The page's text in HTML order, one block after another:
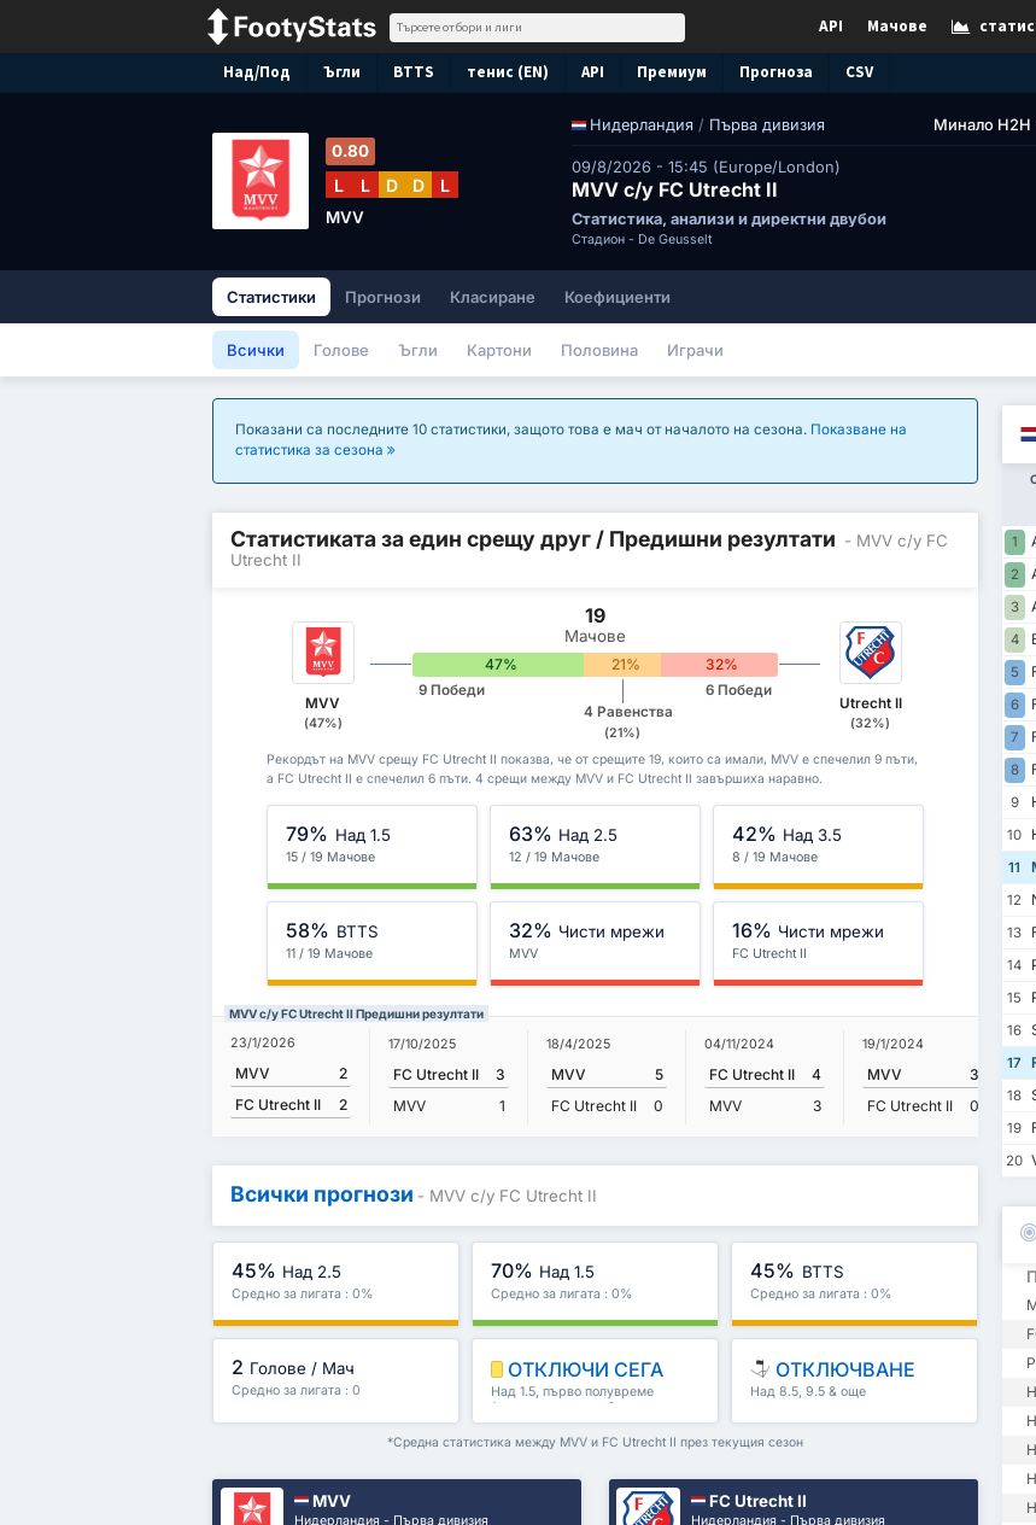
Мачове
API
Над/Под Ъгли BTTS тенис (EN) API Премиум Прогноза CSV
Нидерландия / Първа дивизия Минало H2H
09/8/2026 - 15:45 (Europe/London)
MVV с/у FC Utrecht II
Статистика, анализи и директни двубои
Стадион - De Geusselt
0.80
L L D D L
MVV
Статистики Прогнози Класиране Коефициенти
Всички Голове Ъгли Картони Половина Играчи
Показани са последните 10 статистики, защото това е мач от началото на сезона. Показване на
статистика за сезона
Статистиката за един срещу друг / Предишни резултати - MVV с/у FC
Utrecht II
MVV
(47%)
19
Мачове
47% 21% 32%
9 Победи
4 Равенства
(21%)
6 Победи
Utrecht II
(32%)
Рекордът на MVV срещу FC Utrecht II показва, че от срещите 19, които са имали, MVV е спечелил 9 пъти,
а FC Utrecht II е спечелил 6 пъти. 4 срещи между MVV и FC Utrecht II завършиха наравно.
79% Над 1.5
15 / 19 Мачове
63% Над 2.5
12 / 19 Мачове
42% Над 3.5
8 / 19 Мачове
58% BTTS
11 / 19 Мачове
32% Чисти мрежи
MVV
16% Чисти мрежи
FC Utrecht II
MVV с/у FC Utrecht II Предишни резултати
23/1/2026
MVV
2
FC Utrecht II
2
17/10/2025
FC Utrecht II
3
MVV
1
18/4/2025
MVV
5
FC Utrecht II
0
04/11/2024
FC Utrecht II
4
MVV
3
19/1/2024
MVV
3
FC Utrecht II
0
Всички прогнози - MVV с/у FC Utrecht II
45% Над 2.5
Средно за лигата : 0%
70% Над 1.5
Средно за лигата : 0%
45% BTTS
Средно за лигата : 0%
2 Голове / Мач
Средно за лигата : 0
ОТКЛЮЧИ СЕГА
Над 1.5, първо полувреме
/второ полувреме & още
ОТКЛЮЧВАНЕ
Над 8.5, 9.5 & още
*Средна статистика между MVV и FC Utrecht II през текущия сезон
MVV
Нидерландия - Първа дивизия
FC Utrecht II
Нидерландия - Първа дивизия
1
2
3
4
5
6
7
8
9
10
11
12
13
14
15
16
17
18
19
20